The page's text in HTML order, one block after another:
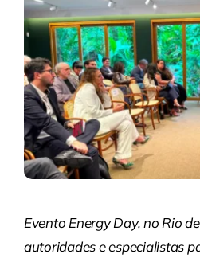
Evento Energy Day, no Rio
autoridades e especialistas